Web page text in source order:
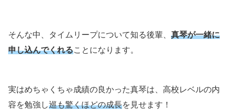
そんな中、タイムリープについて知る後輩、 真琴が一緒に
申し込んでくれることになります。
実はめちゃくちゃ成績の良かった真琴は、高校レベルの内
容を勉強し巡も驚くほどの成長を見せます！